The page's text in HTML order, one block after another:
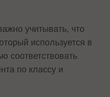
учитывать, что
используется в
соответствовать
по классу и